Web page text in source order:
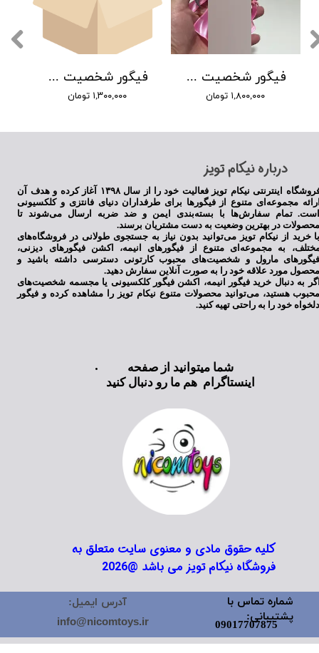
فیگور شخصیت نفتاری دی وی وی انیمه وان پیس
۱,۳۰۰,۰۰۰ تومان
فیگور شخصیت آیروها تاماکی از انیمه دخترن جادویی مادوکا ماجیکا لباس صورتی
۱,۸۰۰,۰۰۰ تومان
​درباره نیکام تویز
فروشگاه اینترنتی نیکام تویز فعالیت خود را از سال ۱۳۹۸ آغاز کرده و هدف آن
مجموعه‌ای متنوع از فیگورها برای طرفداران دنیای فانتزی و کلکسیونی
تمام سفارش‌ها با بسته‌بندی ایمن و ضد ضربه ارسال می‌شوند تا
در بهترین وضعیت به دست مشتریان برسند.
خرید از نیکام تویز می‌توانید بدون نیاز به جستجوی طولانی در فروشگاه‌های
به مجموعه‌ای متنوع از فیگورهای انیمه، اکشن فیگورهای دیزنی،
مارول و شخصیت‌های محبوب کارتونی دسترسی داشته باشید و
مورد علاقه خود را به صورت آنلاین سفارش دهید.
به دنبال خرید فیگور انیمه، اکشن فیگور کلکسیونی یا مجسمه شخصیت‌های
هستید، می‌توانید محصولات متنوع نیکام تویز را مشاهده کرده و فیگور
خود را به راحتی تهیه کنید.
کلیه حقوق مادی و معنوی سایت متعلق به
فروشگاه نیکام تویز می باشد @2026
شما میتوانید از صفحه
اینستاگرام هم ما رو دنبال کنید
شماره تماس با
پشتیبانی:
09017707875
آدرس ایمیل:
info@nicomtoys.ir